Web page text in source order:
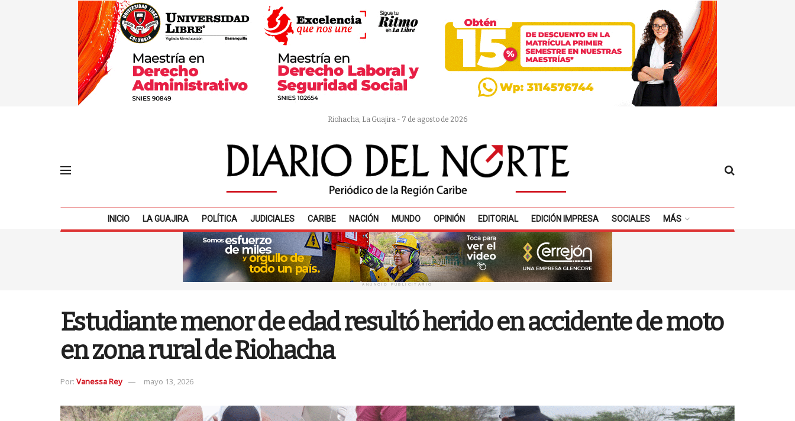
Riohacha, La Guajira - 7 de agosto de 2026
INICIO LA GUAJIRA POLÍTICA JUDICIALES CARIBE NACIÓN MUNDO OPINIÓN EDITORIAL EDICIÓN IMPRESA SOCIALES MÁS
ANUNCIO PUBLICITARIO
Estudiante menor de edad resultó herido en accidente de moto
en zona rural de Riohacha
Por: Vanessa Rey mayo 13, 2026